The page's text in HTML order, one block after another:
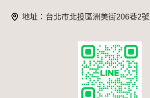
地址：台北市北投區洲美街206巷2號